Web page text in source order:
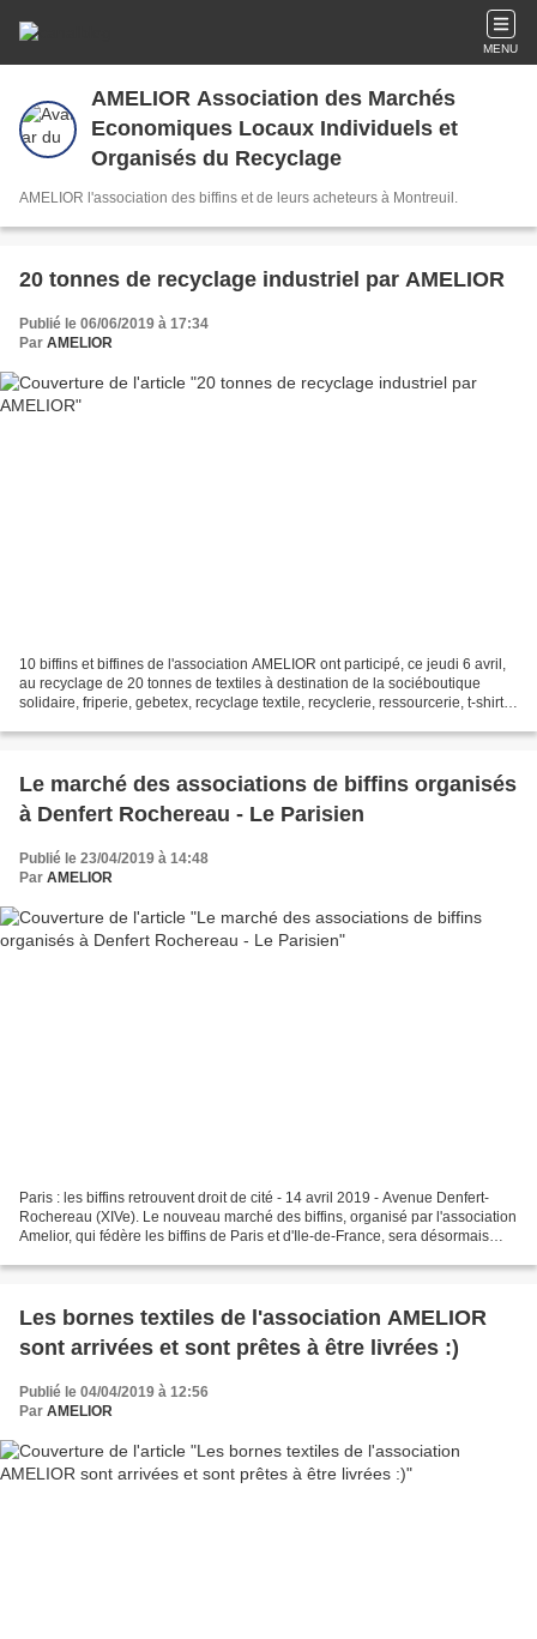
MENU
AMELIOR Association des Marchés
Economiques Locaux Individuels et
Organisés du Recyclage
AMELIOR l'association des biffins et de leurs acheteurs à Montreuil.
20 tonnes de recyclage industriel par AMELIOR
Publié le 06/06/2019 à 17:34
Par AMELIOR
10 biffins et biffines de l'association AMELIOR ont participé, ce jeudi 6 avril,
au recyclage de 20 tonnes de textiles à destination de la sociéboutique
solidaire, friperie, gebetex, recyclage textile, recyclerie, ressourcerie, t-shirt
Le marché des associations de biffins organisés
à Denfert Rochereau - Le Parisien
Publié le 23/04/2019 à 14:48
Par AMELIOR
Paris : les biffins retrouvent droit de cité - 14 avril 2019 - Avenue Denfert-
Rochereau (XIVe). Le nouveau marché des biffins, organisé par l'association
Amelior, qui fédère les biffins de Paris et d'Ile-de-France, sera désormais
Les bornes textiles de l'association AMELIOR
sont arrivées et sont prêtes à être livrées :)
Publié le 04/04/2019 à 12:56
Par AMELIOR